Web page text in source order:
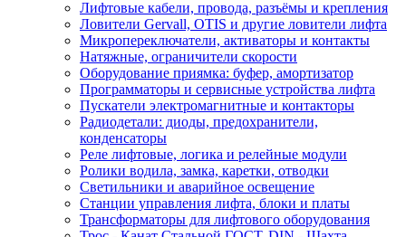
Лифтовые кабели, провода, разъёмы и крепления
Ловители Gervall, OTIS и другие ловители лифта
Микропереключатели, активаторы и контакты
Натяжные, ограничители скорости
Оборудование приямка: буфер, амортизатор
Программаторы и сервисные устройства лифта
Пускатели электромагнитные и контакторы
Радиодетали: диоды, предохранители,
конденсаторы
Реле лифтовые, логика и релейные модули
Ролики водила, замка, каретки, отводки
Светильники и аварийное освещение
Станции управления лифта, блоки и платы
Трансформаторы для лифтового оборудования